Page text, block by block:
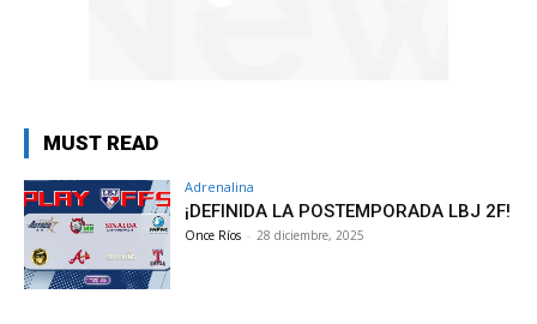
MUST READ
Adrenalina
¡DEFINIDA LA POSTEMPORADA LBJ 2F!
Once Ríos - 28 diciembre, 2025